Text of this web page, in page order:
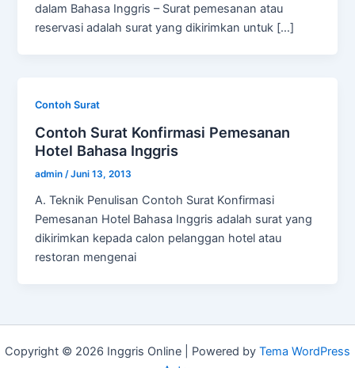
dalam Bahasa Inggris – Surat pemesanan atau
reservasi adalah surat yang dikirimkan untuk […]
Contoh Surat
Contoh Surat Konfirmasi Pemesanan
Hotel Bahasa Inggris
admin/Juni 13, 2013
A. Teknik Penulisan Contoh Surat Konfirmasi
Pemesanan Hotel Bahasa Inggris adalah surat yang
dikirimkan kepada calon pelanggan hotel atau
restoran mengenai
Copyright © 2026 Inggris Online | Powered by Tema WordPress